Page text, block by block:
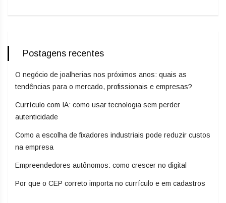
Postagens recentes
O negócio de joalherias nos próximos anos: quais as
tendências para o mercado, profissionais e empresas?
Currículo com IA: como usar tecnologia sem perder
autenticidade
Como a escolha de fixadores industriais pode reduzir custos
na empresa
Empreendedores autônomos: como crescer no digital
Por que o CEP correto importa no currículo e em cadastros